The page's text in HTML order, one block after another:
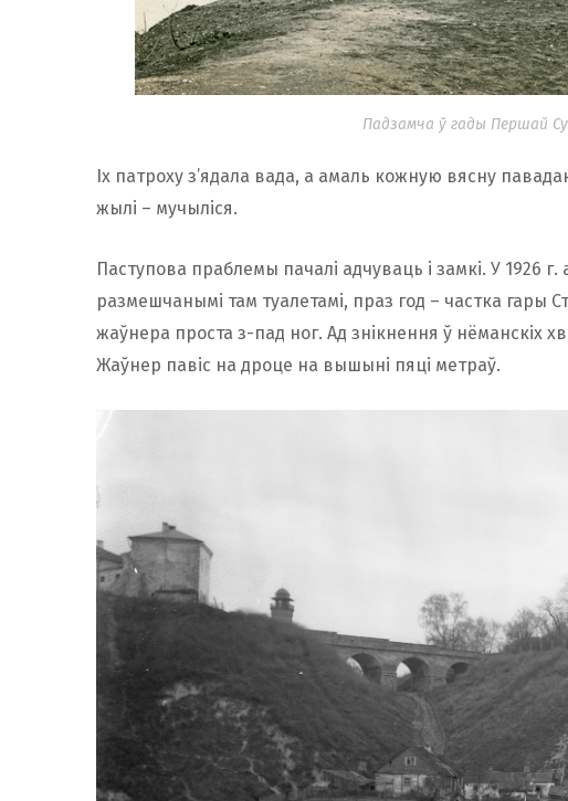
Падзамча ў гады Першай
Іх патроху з’ядала вада, а амаль кожную вясну
жылі – мучыліся.
Паступова праблемы пачалі адчуваць і замкі. У 1926
размешчанымі там туалетамі, праз год – частка гары
жаўнера проста з-пад ног. Ад знікнення ў нёманскіх
Жаўнер павіс на дроце на вышыні пяці метраў.